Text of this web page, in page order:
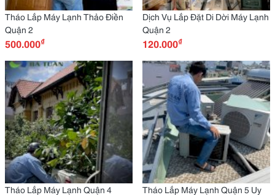
Tháo Lắp Máy Lạnh Thảo Điền
Quận 2
500.000₫
Dịch Vụ Lắp Đặt Di Dời Máy Lạnh
Quận 2
120.000₫
Tháo Lắp Máy Lạnh Quận 4
Tháo Lắp Máy Lạnh Quận 5 Uy